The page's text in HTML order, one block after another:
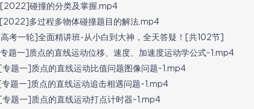
碰撞的分类及掌握.mp4
多过程多物体碰撞题目的解法.mp4
考一轮]全面精讲班-从小白到大神，全天答疑！[共102节]
题一]质点的直线运动位移、速度、加速度运动学公式~1.mp4
题一]质点的直线运动比值问题图像问题~1.mp4
题一]质点的直线运动追击相遇问题~1.mp4
题一]质点的直线运动打点计时器~1.mp4